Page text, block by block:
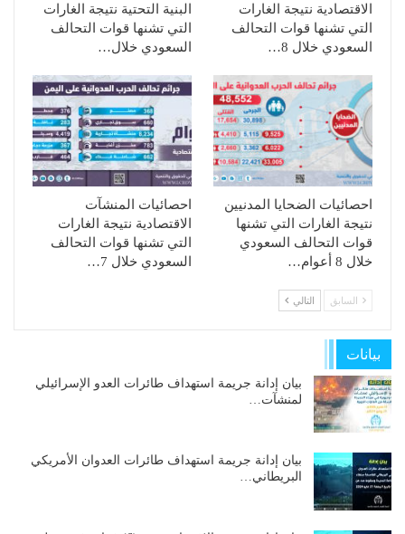
الاقتصادية نتيجة الغارات
التي تشنها قوات التحالف
السعودي خلال 8…
البنية التحتية نتيجة الغارات
التي تشنها قوات التحالف
السعودي خلال…
احصائيات الضحايا المدنيين
نتيجة الغارات التي تشنها
قوات التحالف السعودي
خلال 8 أعوام…
احصائيات المنشآت
الاقتصادية نتيجة الغارات
التي تشنها قوات التحالف
السعودي خلال 7…
السابق التالي
بيانات
بيان إدانة جريمة استهداف طائرات العدو الإسرائيلي
لمنشآت…
بيان إدانة جريمة استهداف طائرات العدوان الأمريكي
البريطاني…